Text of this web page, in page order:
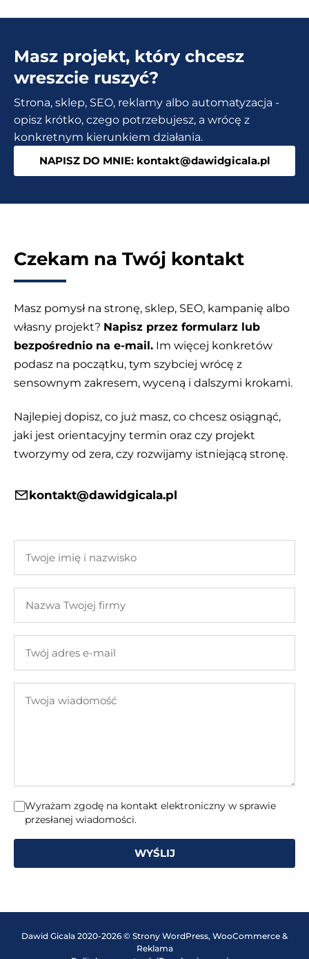
bloga?
zwiększyłem
krotnie!
Masz projekt, który chcesz
wreszcie ruszyć?
Strona, sklep, SEO, reklamy albo automatyzacja -
opisz krótko, czego potrzebujesz, a wrócę z
konkretnym kierunkiem działania.
NAPISZ DO MNIE: kontakt@dawidgicala.pl
Czekam na Twój kontakt
Masz pomysł na stronę, sklep, SEO, kampanię albo
własny projekt? Napisz przez formularz lub
bezpośrednio na e-mail. Im więcej konkretów
podasz na początku, tym szybciej wrócę z
sensownym zakresem, wyceną i dalszymi krokami.
Najlepiej dopisz, co już masz, co chcesz osiągnąć,
jaki jest orientacyjny termin oraz czy projekt
tworzymy od zera, czy rozwijamy istniejącą stronę.
kontakt@dawidgicala.pl
imię
nazwisko
Twojej
adres
mail
wiadomość
Wyrażam zgodę na kontakt elektroniczny w sprawie
przesłanej wiadomości.
WYŚLIJ
Dawid Gicala 2020-2026 © Strony WordPress, WooCommerce &
Reklama